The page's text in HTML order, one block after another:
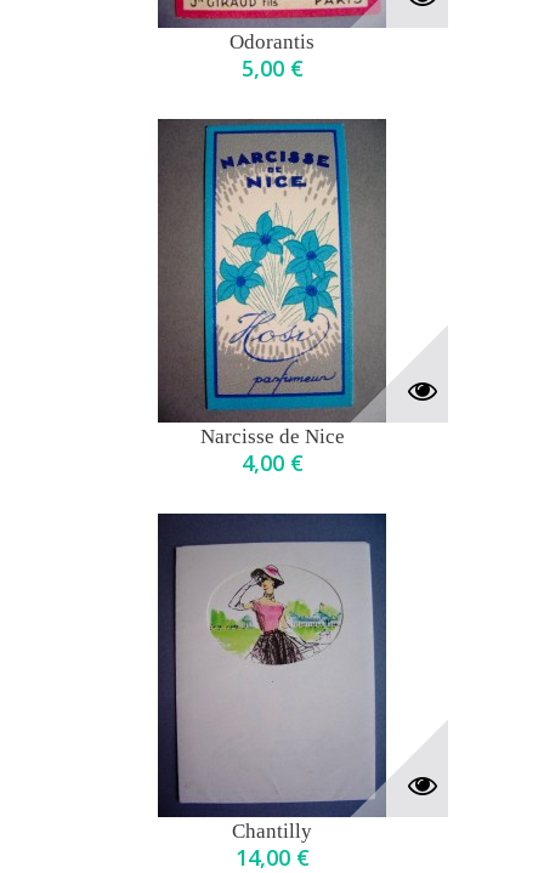
Odorantis
5,00 €
Narcisse de Nice
4,00 €
Chantilly
14,00 €